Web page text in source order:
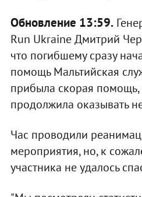
Обновление 13:59.
Run Ukraine Дмитрий
что погибшему сразу
помощь Мальтийская
прибыла скорая помощь,
продолжила оказывать
Час проводили
мероприятия, но, к
участника не удалось